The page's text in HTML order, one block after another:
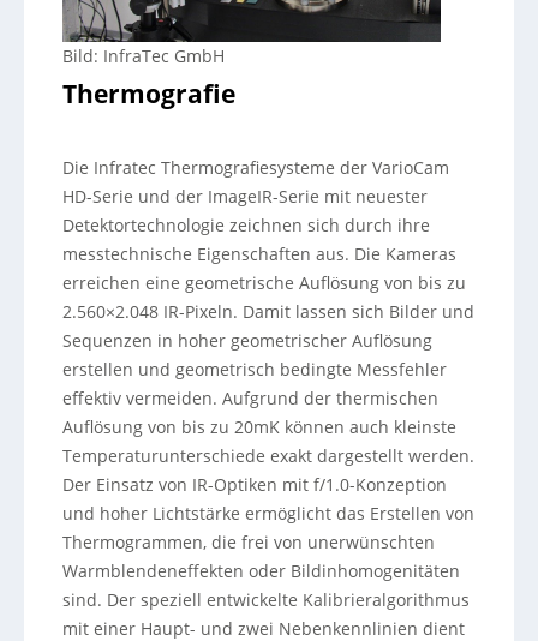
Bild: InfraTec GmbH
Thermografie
Die Infratec Thermografiesysteme der VarioCam
HD-Serie und der ImageIR-Serie mit neuester
Detektortechnologie zeichnen sich durch ihre
messtechnische Eigenschaften aus. Die Kameras
erreichen eine geometrische Auflösung von bis zu
2.560×2.048 IR-Pixeln. Damit lassen sich Bilder und
Sequenzen in hoher geometrischer Auflösung
erstellen und geometrisch bedingte Messfehler
effektiv vermeiden. Aufgrund der thermischen
Auflösung von bis zu 20mK können auch kleinste
Temperaturunterschiede exakt dargestellt werden.
Der Einsatz von IR-Optiken mit f/1.0-Konzeption
und hoher Lichtstärke ermöglicht das Erstellen von
Thermogrammen, die frei von unerwünschten
Warmblendeneffekten oder Bildinhomogenitäten
sind. Der speziell entwickelte Kalibrieralgorithmus
mit einer Haupt- und zwei Nebenkennlinien dient